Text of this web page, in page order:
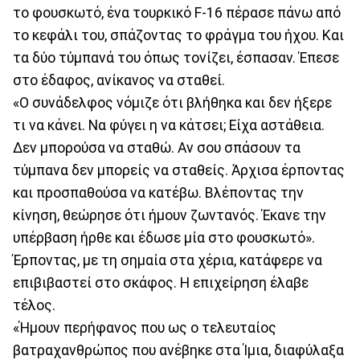
το φουσκωτό, ένα τουρκικό F-16 πέρασε πάνω από
το κεφάλι του, σπάζοντας το φράγμα του ήχου. Και
τα δύο τύμπανά του όπως τονίζει, έσπασαν. Έπεσε
στο έδαφος, ανίκανος να σταθεί.
«Ο συνάδελφος νόμιζε ότι βλήθηκα και δεν ήξερε
τι να κάνει. Να φύγει η να κάτσει; Είχα αστάθεια.
Δεν μπορούσα να σταθώ. Αν σου σπάσουν τα
τύμπανα δεν μπορείς να σταθείς. Άρχισα έρποντας
και προσπαθούσα να κατέβω. Βλέποντας την
κίνηση, θεώρησε ότι ήμουν ζωντανός. Έκανε την
υπέρβαση ήρθε και έδωσε μία στο φουσκωτό».
Έρποντας, με τη σημαία στα χέρια, κατάφερε να
επιβιβαστεί στο σκάφος. Η επιχείρηση έλαβε
τέλος.
«Ήμουν περήφανος που ως ο τελευταίος
βατραχανθρώπος που ανέβηκε στα Ίμια, διαφύλαξα